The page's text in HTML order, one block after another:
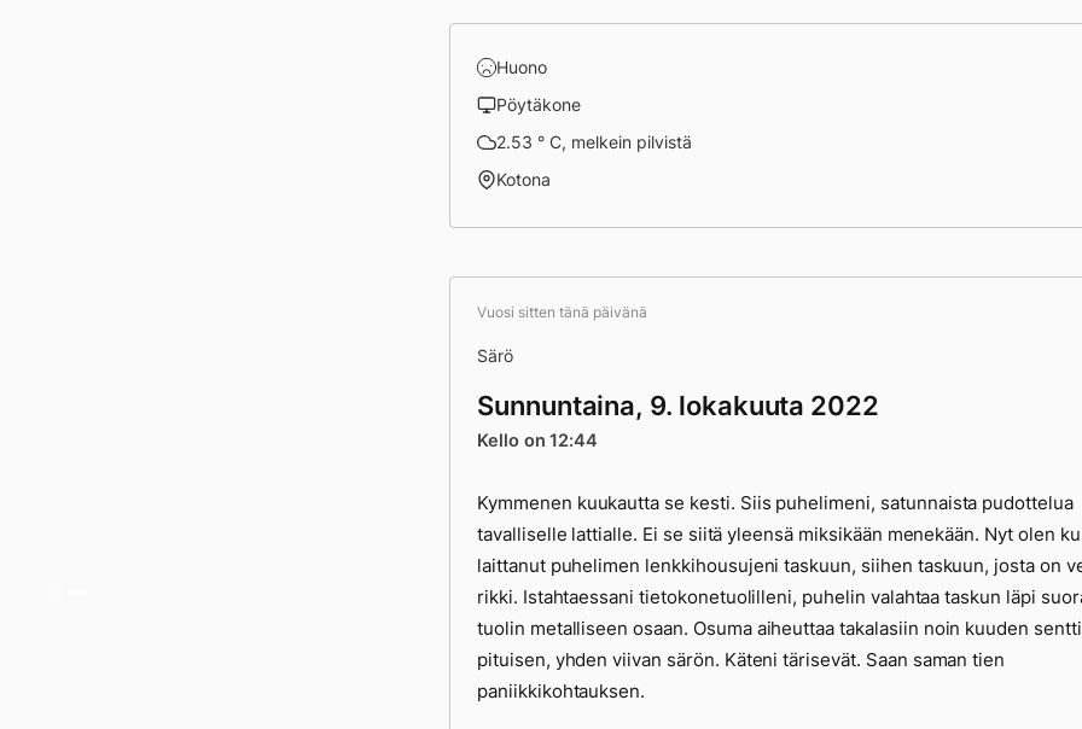
Huono
Pöytäkone
2.53 ° C, melkein pilvistä
Kotona
Vuosi sitten tänä päivänä
Särö
Sunnuntaina, 9. lokakuuta 2022
Kello on 12:44
Kymmenen kuukautta se kesti. Siis puhelimeni, satunnaista pudottelua
tavalliselle lattialle. Ei se siitä yleensä miksikään menekään. Nyt olen
laittanut puhelimen lenkkihousujeni taskuun, siihen taskuun, josta on
rikki. Istahtaessani tietokonetuolilleni, puhelin valahtaa taskun läpi
tuolin metalliseen osaan. Osuma aiheuttaa takalasiin noin kuuden
pituisen, yhden viivan särön. Käteni tärisevät. Saan saman tien
paniikkikohtauksen.
Meh